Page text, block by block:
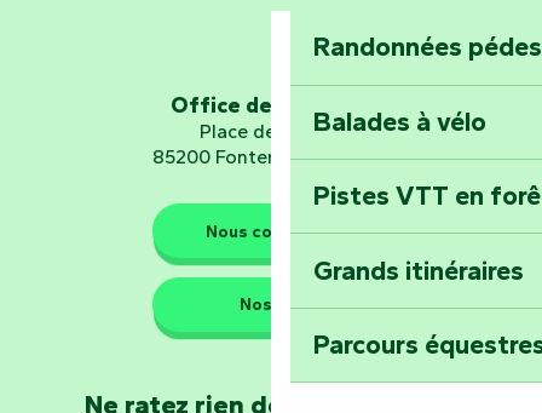
Explorez
d’orientation «
Les gardiens de la nature
Randonnées
Balades à vélo
Pistes VTT en
Grands itinéraires
Parcours
Office de tourisme
Place de Verdun
85200 Fontenay-le-Comte
Nous contacter
Nos QG
Ne ratez rien de l'actualité en